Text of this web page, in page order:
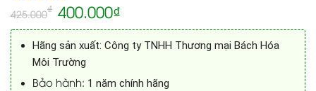
Rated5.00
out of 5
based on
1
customer
rating
425.000₫ 400.000₫
Hãng sản xuất: Công ty TNHH Thương mại Bách Hóa
Môi Trường
Bảo hành: 1 năm chính hãng